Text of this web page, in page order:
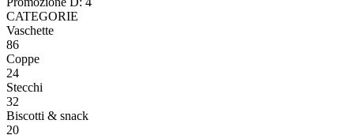
CATEGORIE
Vaschette
86
Coppe
24
Stecchi
32
Biscotti & snack
20